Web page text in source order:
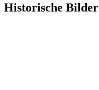
Historische Bilder